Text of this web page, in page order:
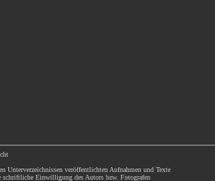
veröffentlichten Aufnahmen und Texte
schriftliche Einwilligung des Autors bzw. Fotografen